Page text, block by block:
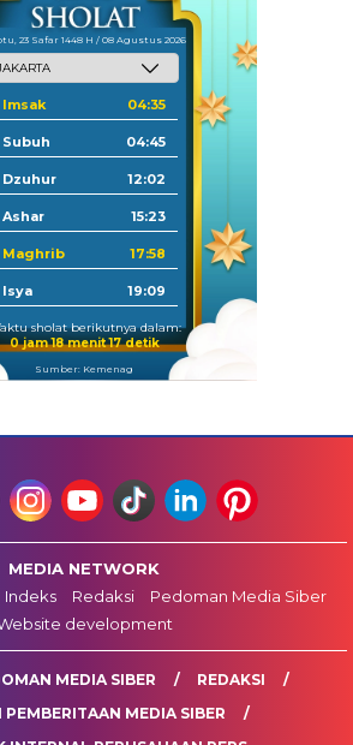
23 Safar 1448 H / 08 Agustus 2026
Imsak 04:35
Subuh 04:45
Dzuhur 12:02
Ashar 15:23
Maghrib 17:58
Isya 19:09
sholat berikutnya dalam:
0 jam 18 menit 16 detik
Sumber: Kemenag
MEDIA NETWORK
Indeks Redaksi
Pedoman Media Siber
development
MEDIA SIBER
REDAKSI
PEMBERITAAN MEDIA SIBER